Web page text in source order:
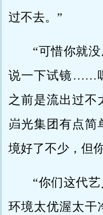
过不去。”
“可惜你就
说一下试镜……
之前是流出过不
岿光集团有点简
境好了不少，但
“你们这代
环境太优渥太干